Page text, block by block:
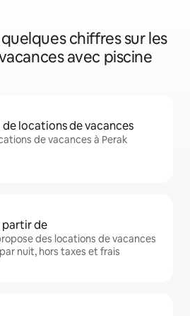
chiffres sur les
avec piscine
locations de vacances
de vacances à Perak
partir de
des locations de vacances
nuit, hors taxes et frais